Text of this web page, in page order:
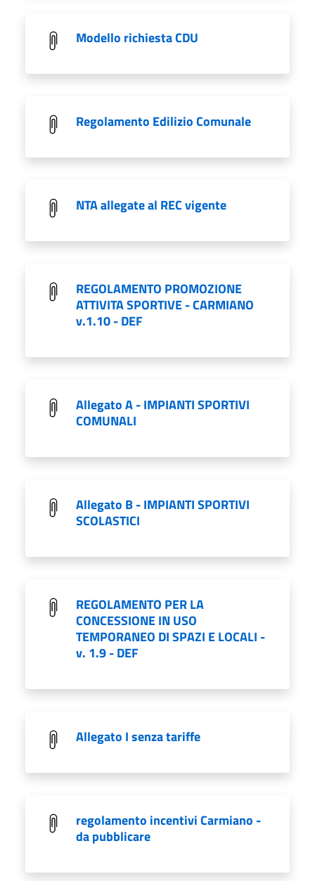
Modello richiesta CDU
Regolamento Edilizio Comunale
NTA allegate al REC vigente
REGOLAMENTO PROMOZIONE
ATTIVITA SPORTIVE - CARMIANO
v.1.10 - DEF
Allegato A - IMPIANTI SPORTIVI
COMUNALI
Allegato B - IMPIANTI SPORTIVI
SCOLASTICI
REGOLAMENTO PER LA
CONCESSIONE IN USO
TEMPORANEO DI SPAZI E LOCALI -
v. 1.9 - DEF
Allegato I senza tariffe
regolamento incentivi Carmiano -
da pubblicare